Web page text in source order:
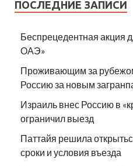
ПОСЛЕДНИЕ ЗАПИСИ
Беспрецедентная акция
ОАЭ»
Проживающим за
Россию за новым
Израиль внес Россию в
ограничил выезд
Паттайя решила
сроки и условия въезда